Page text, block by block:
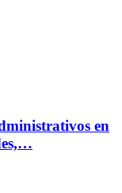
en